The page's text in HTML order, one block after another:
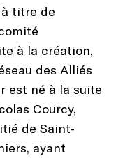
titre de
à la création,
des Alliés
est né à la suite
Courcy,
de Saint-
ayant